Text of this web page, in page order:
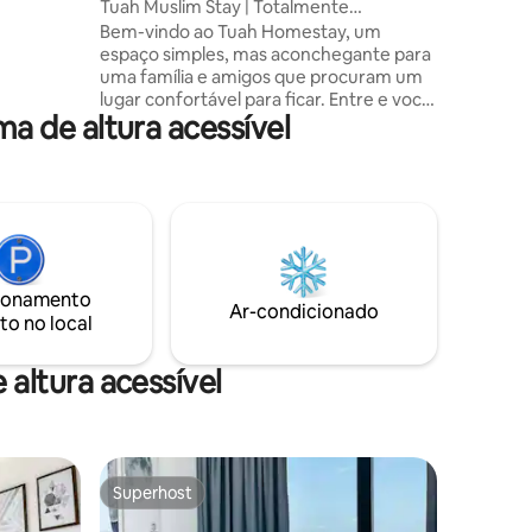
Tuah Muslim Stay | Totalmente
climatizado | Netflix
Bem-vindo ao Tuah Homestay, um
espaço simples, mas aconchegante para
uma família e amigos que procuram um
lugar confortável para ficar. Entre e você
encontrará um espaço de estar
convidativo, completo com um sofá
uma geladeira e fogão. Minha unidade
está totalmente equipada com ar
condicionado, da sala de estar aos três
quartos, para que você possa dormir
de altura acessível
no local
Ar-condicionado
acessível
Superhost
Superhost